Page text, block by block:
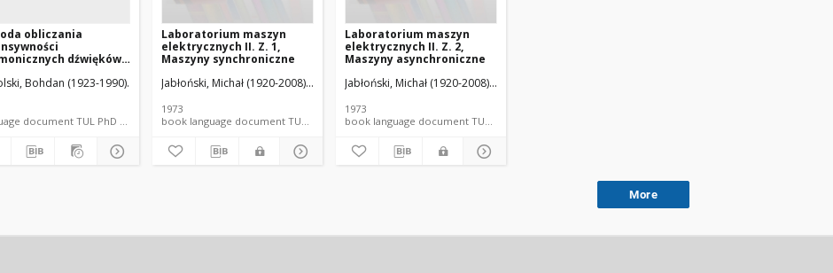
obliczania
dźwięków
silników
stycznych
Bohdan (1923-1990).
language document TUL PhD thesis
Laboratorium maszyn
elektrycznych II. Z. 1,
Maszyny synchroniczne
Jabłoński, Michał (1920-2008).
Koter, Tadeusz (1919-1995). Narolski, Bohdan (1923-1990).
1973
book language document TUL textbook
Laboratorium maszyn
elektrycznych II. Z. 2,
Maszyny asynchroniczne
Jabłoński, Michał (1920-2008).
1973
book language document TUL textbook
More